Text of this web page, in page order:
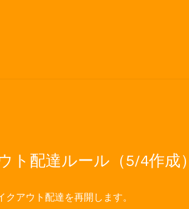
ト配達ルール（5/4作成）
クアウト配達を再開します。